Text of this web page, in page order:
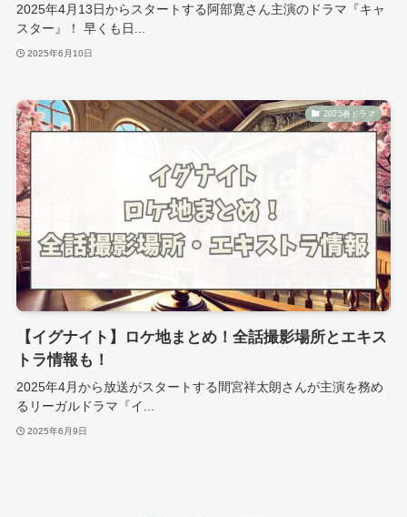
2025年4月13日からスタートする阿部寛さん主演のドラマ『キャ
スター』！ 早くも日...
2025年6月10日
2025春ドラマ
【イグナイト】ロケ地まとめ！全話撮影場所とエキス
トラ情報も！
2025年4月から放送がスタートする間宮祥太朗さんが主演を務め
るリーガルドラマ『イ...
2025年6月9日